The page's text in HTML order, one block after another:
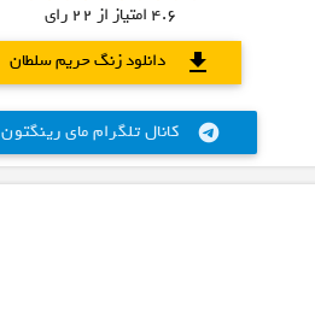
4.6 امتیاز از 22 رای
دانلود زنگ حریم سلطان
download
کانال تلگرام مای رینگتون telegram